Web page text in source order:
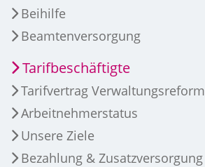
Beihilfe
Beamtenversorgung
Tarifbeschäftigte
Tarifvertrag Verwaltungsreform
Arbeitnehmerstatus
Unsere Ziele
Bezahlung & Zusatzversorgung